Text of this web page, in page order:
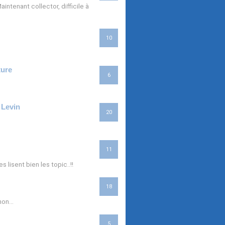
collector, difficile à
10
6
20
11
lisent bien les topic..!!
18